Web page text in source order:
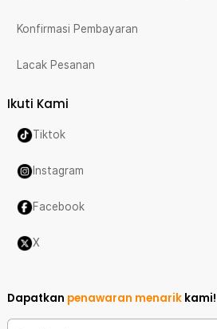
Konfirmasi Pembayaran
Lacak Pesanan
Ikuti Kami
Tiktok
Instagram
Facebook
X
Dapatkan penawaran menarik kami!